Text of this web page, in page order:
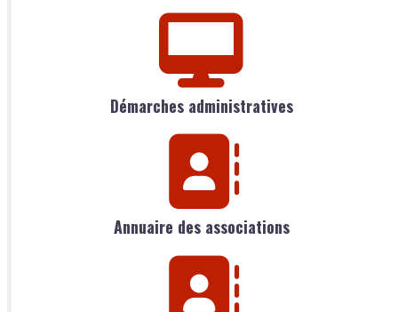
Démarches administratives
Annuaire des associations